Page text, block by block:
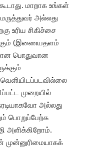
மாறாக உங்கள்
அல்லது
உரிய சிகிச்சை
(இணையதளம்
பொதுவான
முறையில்
அல்லது
பொறுப்பேற்க
அளிக்கிறோம்.
முன்னுரிமையாகக்